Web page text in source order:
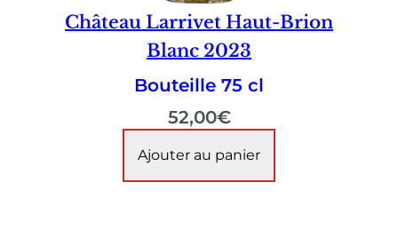
Château Larrivet Haut-Brion
Blanc 2023
Bouteille 75 cl
52,00€
Ajouter au panier